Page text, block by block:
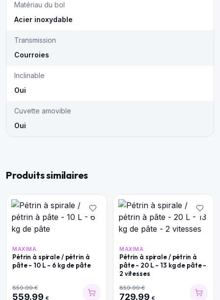
Matériau du bol
Acier inoxydable
Transmission
Courroies
Inclinable
Oui
Cuvette amovible
Oui
Produits similaires
MAXIMA
Pétrin à spirale / pétrin à
pâte - 10 L - 6 kg de pâte
659.99€
559.99 €
MAXIMA
Pétrin à spirale / pétrin à
pâte - 20 L - 13 kg de pâte -
2 vitesses
859.99€
729.99 €